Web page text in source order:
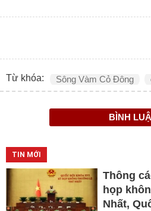
Từ khóa: Sông Vàm Cỏ Đông
BÌNH
TIN MỚI
Thông
họp
Nhất,